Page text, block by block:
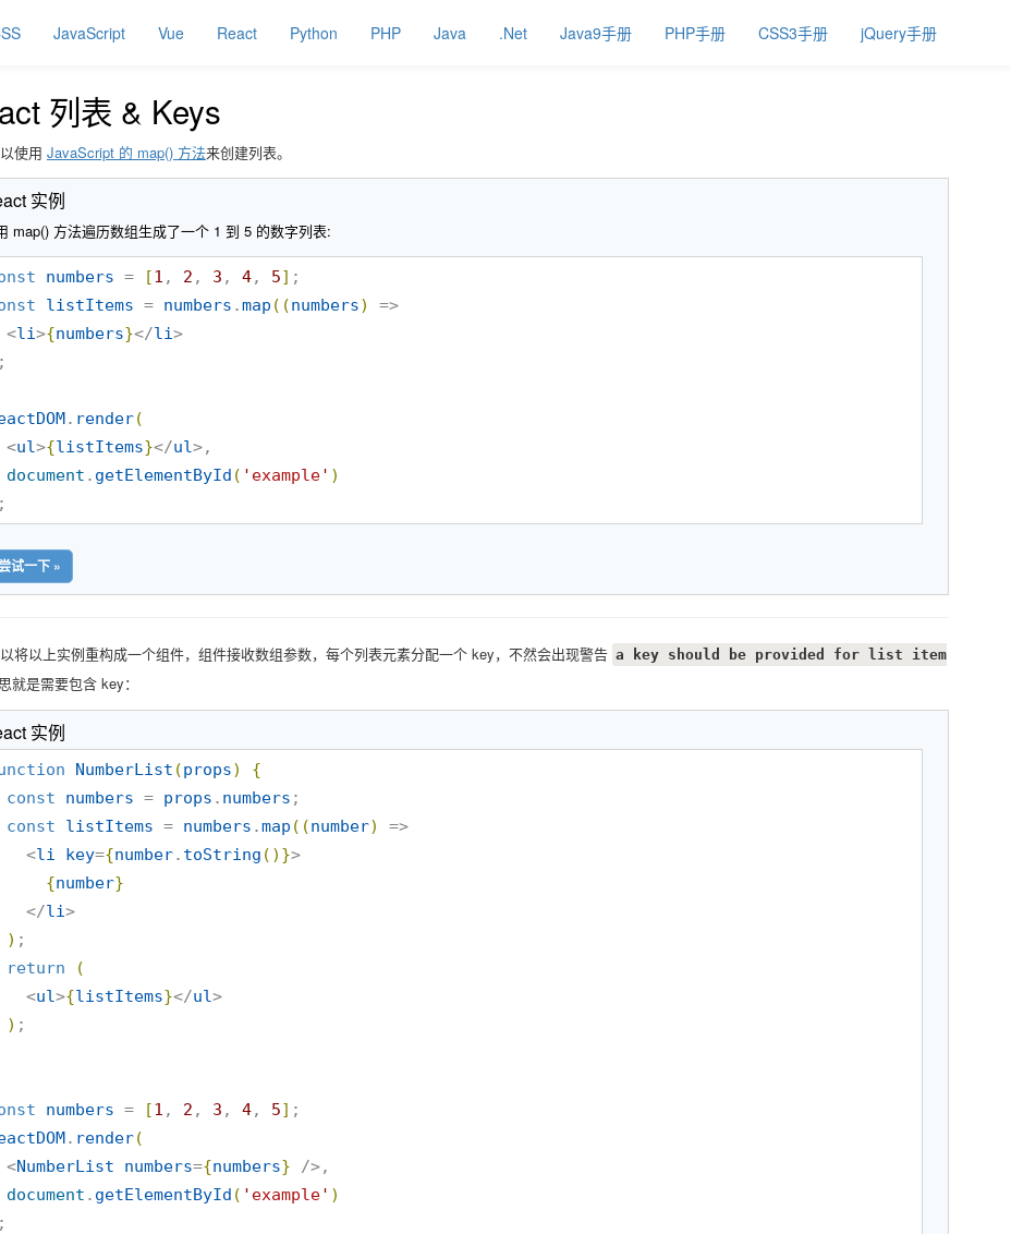
JavaScript Vue React Python PHP Java .Net Java9手册 PHP手册 CSS3手册 jQuery手册
列表 & Keys
使用 JavaScript 的 map() 方法来创建列表。
实例
map() 方法遍历数组生成了一个 1 到 5 的数字列表:
numbers = [1 , 2 , 3 , 4, 5]
listItems = numbers .map ( (numbers)
=>
  <
li>{numbers}</li
;
. render(
  <
ul>{listItems}</ul>,
document . getElementById ( ' example' )
;
试一下 »
将以上实例重构成一个组件，组件接收数组参数，每个列表元素分配一个 key，不然会出现警告 a key should be provided for list item
就是需要包含 key：
实例
NumberList (props)
{
const
numbers = props . numbers ;
const
listItems = numbers .map ( (number)
=>
    <
li key={number. toString ( ) }>
{number}
    </
li>
) ;
return
(
    <
ul>{listItems}</ul>
)
numbers = [1 , 2 , 3 , 4, 5]
. render(
  <
NumberList numbers={numbers} />,
document . getElementById ( ' example' )
;